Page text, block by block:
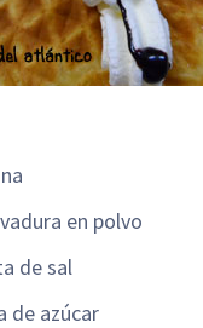
en polvo
de sal
de azúcar